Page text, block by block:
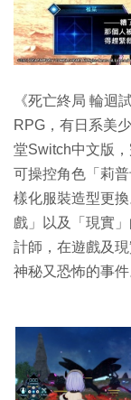
《死亡終局 輪迴
RPG，有日系美
堂Switch中文版
可操控角色「莉
樣化服裝造型更
戲」以及「現實
計師，在遊戲及
神秘又恐怖的事件